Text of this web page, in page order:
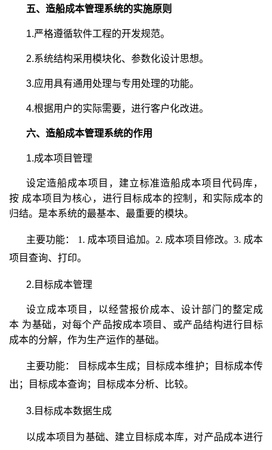
五、造船成本管理系统的实施原则
1.严格遵循软件工程的开发规范。
2.系统结构采用模块化、参数化设计思想。
3.应用具有通用处理与专用处理的功能。
4.根据用户的实际需要，进行客户化改进。
六、造船成本管理系统的作用
1.成本项目管理
设定造船成本项目，建立标准造船成本项目代码库，
按 成本项目为核心，进行目标成本的控制，和实际成本的
归结。是本系统的最基本、最重要的模块。
主要功能： 1. 成本项目追加。 2. 成本项目修改。 3. 成本
项目查询、打印。
2.目标成本管理
设立成本项目，以经营报价成本、设计部门的整定成
本 为基础，对每个产品按成本项目、或产品结构进行目标
成本的分解，作为生产运作的基础。
主要功能： 目标成本生成； 目标成本维护；
目标成本传
出；
目标成本查询； 目标成本分析、比较。
3.目标成本数据生成
以成本项目为基础、建立目标成本库，对产品成本进行